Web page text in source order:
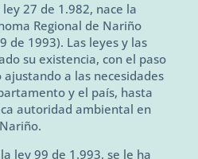
27 de 1.982, nace la
Regional de Nariño
de 1993). Las leyes y las
su existencia, con el paso
ajustando a las necesidades
y el país, hasta
autoridad ambiental en
Nariño.
ley 99 de 1.993, se le ha